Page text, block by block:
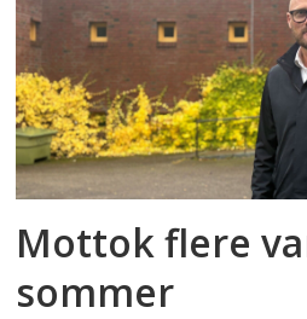
Mottok flere
sommer